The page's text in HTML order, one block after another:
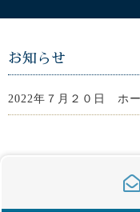
お知らせ
2022年７月２０日 ホー